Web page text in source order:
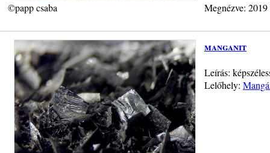
©papp csaba Megnézve:
manganit
Leírás:
Lelőhely: